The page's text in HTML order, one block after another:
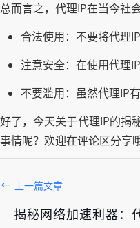
总而言之，代理IP在当今社
合法使用：不要将代理
注意安全：在使用代理
不要滥用：虽然代理IP
好了，今天关于代理IP的揭
事情呢？欢迎在评论区分享哦
上一篇文章
揭秘网络加速利器：